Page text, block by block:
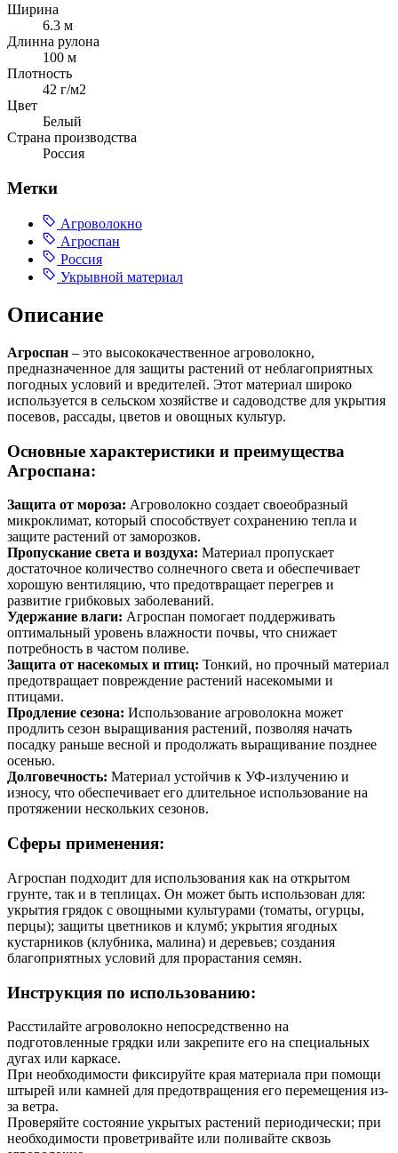
Ширина
6.3 м
Длинна рулона
100 м
Плотность
42 г/м2
Цвет
Белый
Страна производства
Россия
Метки
Агроволокно
Агроспан
Россия
Укрывной материал
Описание
Агроспан – это высококачественное агроволокно,
предназначенное для защиты растений от неблагоприятных
погодных условий и вредителей. Этот материал широко
используется в сельском хозяйстве и садоводстве для укрытия
посевов, рассады, цветов и овощных культур.
Основные характеристики и преимущества
Агроспана:
Защита от мороза: Агроволокно создает своеобразный
микроклимат, который способствует сохранению тепла и
защите растений от заморозков.
Пропускание света и воздуха: Материал пропускает
достаточное количество солнечного света и обеспечивает
хорошую вентиляцию, что предотвращает перегрев и
развитие грибковых заболеваний.
Удержание влаги: Агроспан помогает поддерживать
оптимальный уровень влажности почвы, что снижает
потребность в частом поливе.
Защита от насекомых и птиц: Тонкий, но прочный материал
предотвращает повреждение растений насекомыми и
птицами.
Продление сезона: Использование агроволокна может
продлить сезон выращивания растений, позволяя начать
посадку раньше весной и продолжать выращивание позднее
осенью.
Долговечность: Материал устойчив к УФ-излучению и
износу, что обеспечивает его длительное использование на
протяжении нескольких сезонов.
Сферы применения:
Агроспан подходит для использования как на открытом
грунте, так и в теплицах. Он может быть использован для:
укрытия грядок с овощными культурами (томаты, огурцы,
перцы); защиты цветников и клумб; укрытия ягодных
кустарников (клубника, малина) и деревьев; создания
благоприятных условий для прорастания семян.
Инструкция по использованию:
Расстилайте агроволокно непосредственно на
подготовленные грядки или закрепите его на специальных
дугах или каркасе.
При необходимости фиксируйте края материала при помощи
штырей или камней для предотвращения его перемещения из-
за ветра.
Проверяйте состояние укрытых растений периодически; при
необходимости проветривайте или поливайте сквозь